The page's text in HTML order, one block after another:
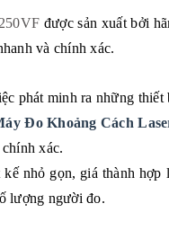
được sản xuất bởi
và chính xác.
phát minh ra những
Đo Khoảng Cách
xác.
nhỏ gọn, giá thành
lượng người đo.